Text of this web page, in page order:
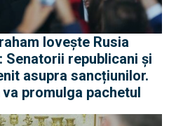
lovește Rusia
Senatorii republicani și
asupra sancțiunilor.
promulga pachetul